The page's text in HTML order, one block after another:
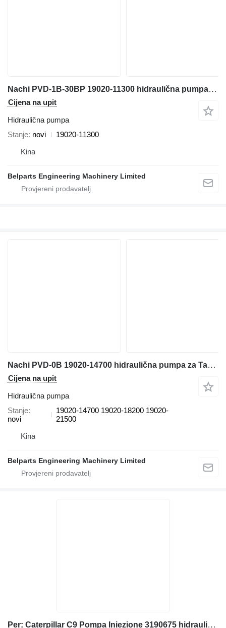
Nachi PVD-1B-30BP 19020-11300 hidraulična pumpa za Takeuchi TB035 mini bagera
Cijena na upit
Hidraulična pumpa
Stanje novi
19020-11300
Kina
Belparts Engineering Machinery Limited
Nachi PVD-0B 19020-14700 hidraulična pumpa za Takeuchi TB014 TB016 mini bagera
Cijena na upit
Hidraulična pumpa
Stanje
novi
19020-14700 19020-18200 19020-
21500
Kina
Belparts Engineering Machinery Limited
Per: Caterpillar C9 Pompa Iniezione 3190675 hidraulična pumpa za građevinskog stroja